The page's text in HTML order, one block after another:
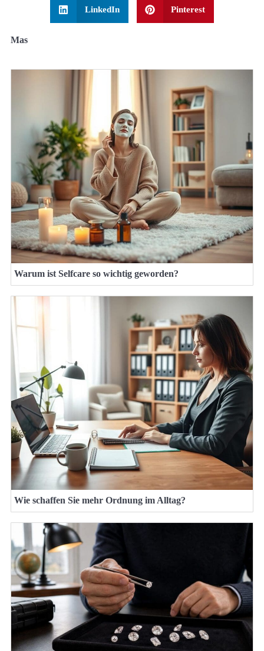
LinkedIn Pinterest
Mas
Warum ist Selfcare so wichtig geworden?
Wie schaffen Sie mehr Ordnung im Alltag?